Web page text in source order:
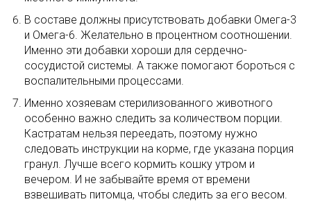
В составе должны присутствовать добавки Омега-3
и Омега-6. Желательно в процентном соотношении.
Именно эти добавки хороши для сердечно-
сосудистой системы. А также помогают бороться с
воспалительными процессами.
Именно хозяевам стерилизованного животного
особенно важно следить за количеством порции.
Кастратам нельзя переедать, поэтому нужно
следовать инструкции на корме, где указана порция
гранул. Лучше всего кормить кошку утром и
вечером. И не забывайте время от времени
взвешивать питомца, чтобы следить за его весом.